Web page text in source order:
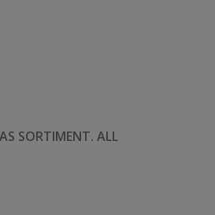
SORTIMENT. ALL